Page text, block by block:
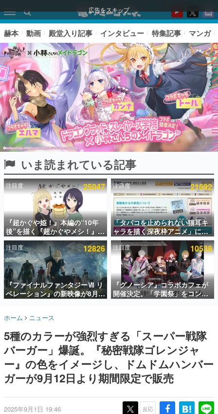
広告をスキップ
ピックアップ
電ファミのいま読まれている記事ランキング
アプリセール情報
インタビュー
連載・特集一覧
殿堂入り記事
SNS拡散数が数千以上！ ページビュー数万以上！ などな
ど。多くの人々に読まれた、電ファミ渾身の“殿堂入り”記
事をまとめました。
名作ゲームクリエイターの方々に製作時のエピソードをお
きます。
赫本
この物語を解いてはいけない。『赫本』は、〈試験問題〉
の形をした短編ホラー小説集です。
これからのデジタルゲーム市場を担う若きクリエイター達
の姿を追い、彼らのルーツと情熱を探っていきます。
赫本 動画 殿堂入り記事 インタビュー 特集記事 マンガ
いま読まれている記事
注目度 25047
『超かぐや姫！』本編の“10年
後”を描く『超かぐやメシ！』
Web連載決定。新たなWebマン
ガレーベル「ビビビコミック」
にて特別話が掲載スタート、あ
のお話には…まだ続きがある！
注目度 21692
「タバコを止められない猫耳キ
ャラを描く深夜枠アニメ」に視
聴者の一部から批判意見。違法
薬物の使用と思しき描写も含め
て、BPOが議論を交わす
注目度 12826
『ファイナルファンタジーⅦ リ
ベレーション』の新映像が8月
26日早朝に公開へ。『FF7』リ
「gamescom」のオープニング
の浜口直樹氏が登壇する予定
注目度 10538
『グノーシア』コラボカフェが
開催決定。「学園祭」をコンセ
プトに、模擬店やセツやSQ、ラ
ホーム ニュース
5種のカラーが強烈すぎる「スーパー戦隊
バーガー」爆誕。『秘密戦隊ゴレンジャ
ー』の色をイメージし、ドムドムハンバー
ガーが9月12日より期間限定で販売
2025年9月1日 19:46 反応